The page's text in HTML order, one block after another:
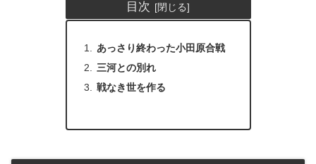
目次
あっさり終わった小田原合戦
三河との別れ
戦なき世を作る